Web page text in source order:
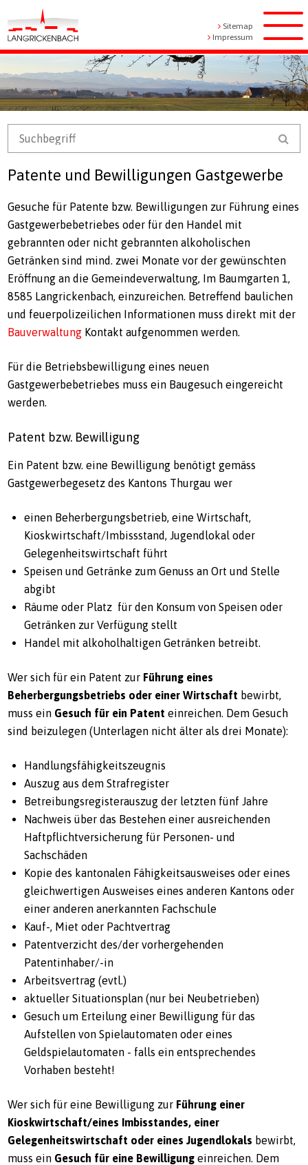
Navigieren in Langrickenbach
Schnellnavigation
Metanavigation
Sitemap
Impressum
Patente und Bewilligungen Gastgewerbe
Gesuche für Patente bzw. Bewilligungen zur Führung eines
Gastgewerbebetriebes oder für den Handel mit
gebrannten oder nicht gebrannten alkoholischen
Getränken sind mind. zwei Monate vor der gewünschten
Eröffnung an die Gemeindeverwaltung, Im Baumgarten 1,
8585 Langrickenbach, einzureichen. Betreffend baulichen
und feuerpolizeilichen Informationen muss direkt mit der
BauverwaltungKontakt aufgenommen werden.
Für die Betriebsbewilligung eines neuen
Gastgewerbebetriebes muss ein Baugesuch eingereicht
werden.
Patent bzw. Bewilligung
Ein Patent bzw. eine Bewilligung benötigt gemäss
Gastgewerbegesetz des Kantons Thurgau wer
einen Beherbergungsbetrieb, eine Wirtschaft,
Kioskwirtschaft/Imbissstand, Jugendlokal oder
Gelegenheitswirtschaft führt
Speisen und Getränke zum Genuss an Ort und Stelle
abgibt
Räume oder Platz für den Konsum von Speisen oder
Getränken zur Verfügung stellt
Handel mit alkoholhaltigen Getränken betreibt.
Wer sich für ein Patent zur Führung eines
Beherbergungsbetriebs oder einer Wirtschaft bewirbt,
muss ein Gesuch für ein Patent einreichen. Dem Gesuch
sind beizulegen (Unterlagen nicht älter als drei Monate):
Handlungsfähigkeitszeugnis
Auszug aus dem Strafregister
Betreibungsregisterauszug der letzten fünf Jahre
Nachweis über das Bestehen einer ausreichenden
Haftpflichtversicherung für Personen- und
Sachschäden
Kopie des kantonalen Fähigkeitsausweises oder eines
gleichwertigen Ausweises eines anderen Kantons oder
einer anderen anerkannten Fachschule
Kauf-, Miet oder Pachtvertrag
Patentverzicht des/der vorhergehenden
Patentinhaber/-in
Arbeitsvertrag (evtl.)
aktueller Situationsplan (nur bei Neubetrieben)
Gesuch um Erteilung einer Bewilligung für das
Aufstellen von Spielautomaten oder eines
Geldspielautomaten - falls ein entsprechendes
Vorhaben besteht!
Wer sich für eine Bewilligung zur Führung einer
Kioskwirtschaft/eines Imbisstandes, einer
Gelegenheitswirtschaft oder eines Jugendlokals bewirbt,
muss ein Gesuch für eine Bewilligungeinreichen. Dem
Suchbegriff